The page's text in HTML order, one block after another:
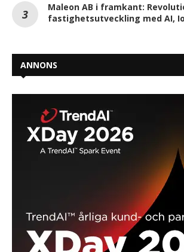
Maleon AB i framkant:
fastighetsutveckling med AI,
ANNONS